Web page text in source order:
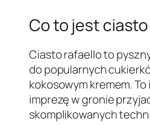
Co to jest
Ciasto rafaello to
do popularnych
kokosowym kremem.
imprezę w gronie
skomplikowanych